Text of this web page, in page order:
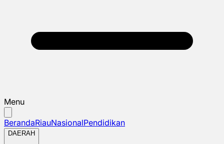
Menu
BerandaRiauNasionalPendidikan
DAERAH